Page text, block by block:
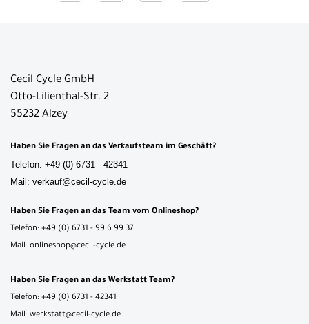
Cecil Cycle GmbH
Otto-Lilienthal-Str. 2
55232 Alzey
Haben Sie Fragen an das Verkaufsteam im Geschäft?
Telefon: +49 (0) 6731 - 42341
Mail: verkauf@cecil-cycle.de
Haben Sie Fragen an das Team vom Onlineshop?
Telefon: +49 (0) 6731 - 99 6 99 37
Mail: onlineshop@cecil-cycle.de
Haben Sie Fragen an das Werkstatt Team?
Telefon: +49 (0) 6731 - 42341
Mail: werkstatt@cecil-cycle.de